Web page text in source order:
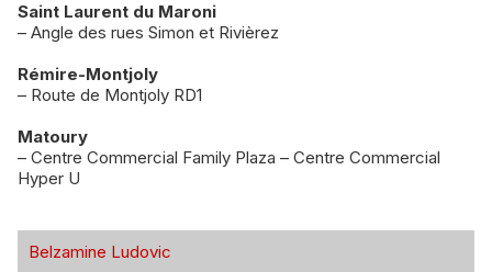
Saint Laurent du Maroni
– Angle des rues Simon et Rivièrez
Rémire-Montjoly
– Route de Montjoly RD1
Matoury
– Centre Commercial Family Plaza – Centre Commercial
Hyper U
Belzamine Ludovic